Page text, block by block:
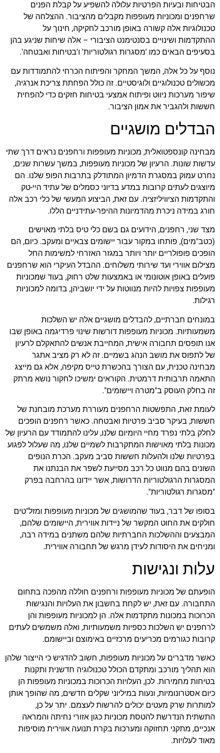
הבטיחות ובעיות הפרטיות עלולה להשפיע על קבלת הפנים
שרחפנים ומכוניות מעופפות מקבלים מהציבור. ההצלחה של
טכנולוגיות אלה קשורה באופן מורכב לחקיקה, חינוך על
ההתקדמות ושינויים בסנטימנט הציבורי – אלה שיחות שניגע בהן
בסעיפים הבאים כמו 'מסגרות רגולטוריות' ו'בטיחות ואבטחה'.
נוסף על כל אלה, המשך המחקר והפיתוח הכרחי להתמודדות עם
מכשולים טכנולוגיים ולוגיסטיים. זה כולל הפחתת צריכת אנרגיה,
שיפור מערכות ניווט ופיתוח אמצעי בטיחות חזקים כדי להפחית
חששות ולהגביר את אמון הציבור.
הבדלים מושגיים
מבחינה קונספטואלית, מכוניות מעופפות ורחפנים נראים דרך שתי
עדשות שונות. הרעיון של מכוניות מעופפות, במשך עשרות שנים,
נחרט עמוק במסגרת הדמיון המתודלק בתרבות הפופ שלנו. הם
מיוצגים לעתים קרובות במדע בדיוני כסמלים של עתיד היי-טק
והתקדמות הציוויליזציה. עם זאת, הביצוע המעשי של כלי רכב אלה
חורג במידה ניכרת מהדמיונות ההיפר-עתידניים הללו.
מצד שני, רחפנים, הידועים גם בשם כלי טיס בלתי מאוישים
(כטב"מים), פותחו במקור עבור יישומים צבאיים ומעקב. כיום, הם
הופכים פופולריים יותר ויותר במגזר האזרחי למשימות החל
מצילום אווירי ועד שירותי משלוחים. ההבדל העיקרי הוא שרחפנים
פועלים באופן אוטונומי או באמצעות שלט רחוק, בעוד שמכוניות
מעופפות צפויות להיות מנווטות על ידי יושביהן, בדומה למכוניות
רגילות.
במונחים חברתיים, להבדלים מושגיים אלה יש השלכות
משמעותיות. מכוניות מעופפות דורשות שינוי פרדיגמה באופן שבו
אנו תופסים תחבורה אישית, המחייבת אנשים להתאקלם לרעיון
של לתפוס את מושב הנהג בשמיים. זה לא רק מציב אתגר
מבחינה טכנית, עם הצורך בהכשרת טייס מקיפה, אלא גם מייצג
התאמה תרבותית דרמטית. הקוראים ימשיכו לחקור נושא מרתק
זה בחלק העוסק ב"מטרה ויישומים".
לעומת זאת, התפשטות הרחפנים מעוררת מערכת מובחנת של
חששות, בעיקר סביב פרטיות ואבטחה. כאשר רחפנים הופכים
לחלק בלתי נפרד מחיי היומיום שלנו, עלינו להתמודד עם הרעיון של
מכונות בלתי מאוישות המתקרבות לשמיים שלנו, מה שעלול לפגוע
בפרטיות שלנו ולהעלות חששות סביב מעקב. הכרת הנופים
השונים בהם מנווט כל רכב מסייעת לשפר את הבנתנו את
המסגרות הרגולטוריות הדרושות, אשר יידונו בהרחבה בפרק
"מסגרות רגולטוריות".
בסופו של דבר, בעוד שהמושגים של מכוניות מעופפות ומזל"טים
חולקים את החוט המקשר של ניידות אווירית, היישומים שלהם,
המבצעים וההשלכות החברתיות שלהם משתנים במידה רבה,
ומניחים את היסודות לעידן מרגש של תחבורה אווירית.
עלות ונגישות
הופעתם של מכוניות מעופפות ורחפנים חוללה מהפכה בתחום
התחבורה. עם זאת, יש לקחת בחשבון את העלויות והנגישות
הכרוכות במכונות מתקדמות אלה. הן למכוניות מעופפות והן
לרחפנים יש השלכות כספיות משמעותיות, ואלה משמשים לעתים
קרובות כגורמים מכריעים מרכזיים באימוצם וביישומם.
כאשר מדברים על מכוניות מעופפות, חשוב להדגיש כי הייצור שלהן
הוא תהליך מורכב ומתקדם הכולל טכנולוגיה חדשנית ותקנות
בטיחות מחמירות. לכן, העלויות הכרוכות במכוניות מעופפות הן
כיום אסטרונומיות, ונעות במיליוני שקלים חדשים, מה שהופך אותן
למותרות שרק מעטים יכולים להרשות לעצמם. יתר על כן,
התשתית הנדרשת להטסת מכוניות כגון אזורי נחיתה והמראה
אנכיים, מתקני תחזוקה ומערכות בקרת תנועה אווירית מוסיפות
מאוד לעלויות.